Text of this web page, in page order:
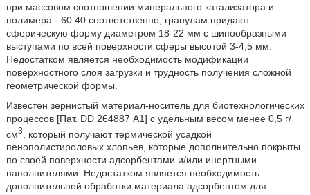
при массовом соотношении минерального катализатора и
полимера - 60:40 соответственно, гранулам придают
сферическую форму диаметром 18-22 мм с шипообразными
выступами по всей поверхности сферы высотой 3-4,5 мм.
Недостатком является необходимость модификации
поверхностного слоя загрузки и трудность получения сложной
геометрической формы.
Известен зернистый материал-носитель для биотехнологических
процессов [Пат. DD 264887 А1] с удельным весом менее 0,5 г/
см3
, который получают термической усадкой
пенополистироловых хлопьев, которые дополнительно покрыты
по своей поверхности адсорбентами и/или инертными
наполнителями. Недостатком является необходимость
дополнительной обработки материала адсорбентом для